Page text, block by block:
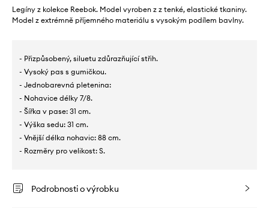
Legíny z kolekce Reebok. Model vyroben z z tenké, elastické tkaniny.
Model z extrémně příjemného materiálu s vysokým podílem bavlny.
- Přizpůsobený, siluetu zdůrazňující střih.
- Vysoký pas s gumičkou.
- Jednobarevná pletenina:
- Nohavice délky 7/8.
- Šířka v pase: 31 cm.
- Výška sedu: 31 cm.
- Vnější délka nohavic: 88 cm.
- Rozměry pro velikost: S.
Podrobnosti o výrobku